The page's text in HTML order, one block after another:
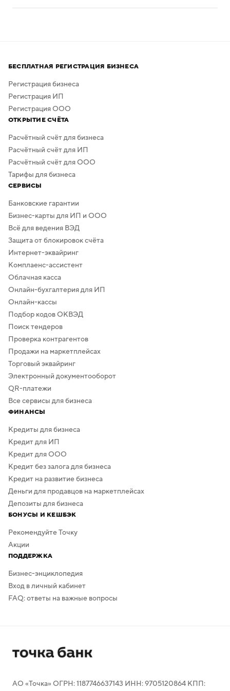
а скачать результат можно бесплатно в высоком
качестве. Дополнительная обработка не нужна —
в сервисе предусмотрено скачивание логотипа без
фона.
БЕСПЛАТНАЯ РЕГИСТРАЦИЯ БИЗНЕСА
Регистрация бизнеса
Регистрация ИП
Регистрация ООО
ОТКРЫТИЕ СЧЁТА
Расчётный счёт для бизнеса
Расчётный счёт для ИП
Расчётный счёт для ООО
Тарифы для бизнеса
СЕРВИСЫ
Банковские гарантии
Бизнес-карты для ИП и ООО
Всё для ведения ВЭД
Защита от блокировок счёта
Интернет-эквайринг
Комплаенс-ассистент
Облачная касса
Онлайн-бухгалтерия для ИП
Онлайн-кассы
Подбор кодов ОКВЭД
Поиск тендеров
Проверка контрагентов
Продажи на маркетплейсах
Торговый эквайринг
Электронный документооборот
QR-платежи
Все сервисы для бизнеса
ФИНАНСЫ
Кредиты для бизнеса
Кредит для ИП
Кредит для ООО
Кредит без залога для бизнеса
Кредит на развитие бизнеса
Деньги для продавцов на маркетплейсах
Депозиты для бизнеса
БОНУСЫ И КЕШБЭК
Рекомендуйте Точку
Акции
ПОДДЕРЖКА
Бизнес-энциклопедия
Вход в личный кабинет
FAQ: ответы на важные вопросы
АО «Точка» ОГРН: 1187746637143 ИНН: 9705120864 КПП: